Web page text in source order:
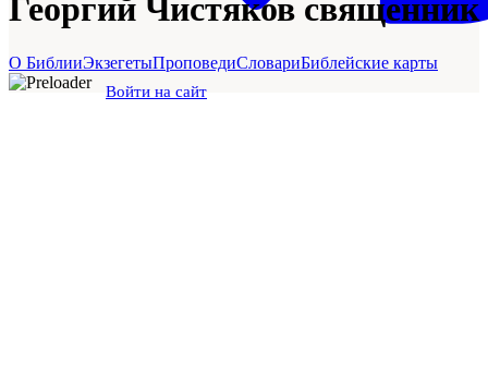
Войти на сайт
Георгий Чистяков священник
О БиблииЭкзегетыПроповедиСловариБиблейские карты